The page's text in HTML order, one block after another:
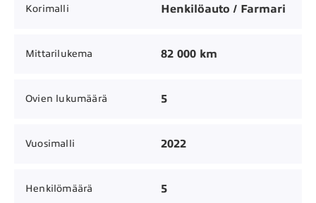
Korimalli Henkilöauto / Farmari
Mittarilukema 82 000 km
Ovien lukumäärä 5
Vuosimalli 2022
Henkilömäärä 5